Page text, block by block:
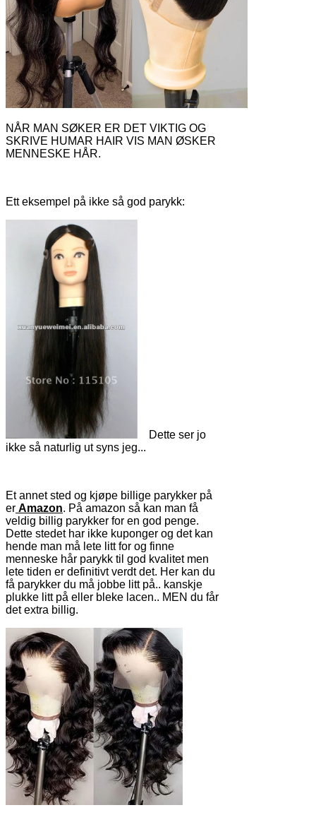
NÅR MAN SØKER ER DET VIKTIG OG
SKRIVE HUMAR HAIR VIS MAN ØSKER
MENNESKE HÅR.
Ett eksempel på ikke så god parykk:
Dette ser jo
ikke så naturlig ut syns jeg...
Et annet sted og kjøpe billige parykker på
er Amazon. På amazon så kan man få
veldig billig parykker for en god penge.
Dette stedet har ikke kuponger og det kan
hende man må lete litt for og finne
menneske hår parykk til god kvalitet men
lete tiden er definitivt verdt det. Her kan du
få parykker du må jobbe litt på.. kanskje
plukke litt på eller bleke lacen.. MEN du får
det extra billig.